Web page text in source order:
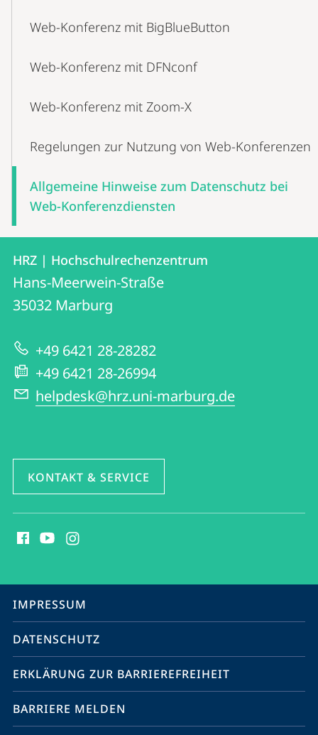
Web-Konferenz mit BigBlueButton
Web-Konferenz mit DFNconf
Web-Konferenz mit Zoom-X
Regelungen zur Nutzung von Web-Konferenzen
Allgemeine Hinweise zum Datenschutz bei
Web-Konferenzdiensten
Kontakt
und
Informationen
zur
Website
Kontaktinformationen
HRZ
|
Hochschulrechenzentrum
HRZ | Hochschulrechenzentrum
Hans-Meerwein-Straße
35032 Marburg
+49 6421 28-28282
+49 6421 28-26994
helpdesk@hrz.uni-marburg.de
KONTAKT & SERVICE
Media
Service-
Navigation
IMPRESSUM
DATENSCHUTZ
ERKLÄRUNG ZUR BARRIEREFREIHEIT
BARRIERE MELDEN